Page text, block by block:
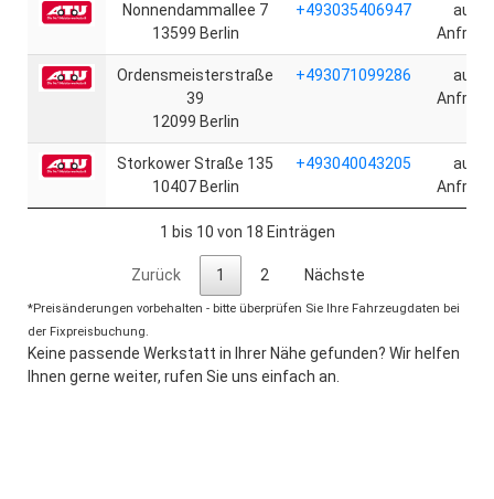
Nonnendammallee 7
13599 Berlin
+493035406947
auf
Anfrage
Ordensmeisterstraße
39
12099 Berlin
+493071099286
auf
Anfrage
Storkower Straße 135
10407 Berlin
+493040043205
auf
Anfrage
1 bis 10 von 18 Einträgen
Zurück 1 2 Nächste
*Preisänderungen vorbehalten - bitte überprüfen Sie Ihre Fahrzeugdaten bei
der Fixpreisbuchung.
Keine passende Werkstatt in Ihrer Nähe gefunden? Wir helfen
Ihnen gerne weiter, rufen Sie uns einfach an.